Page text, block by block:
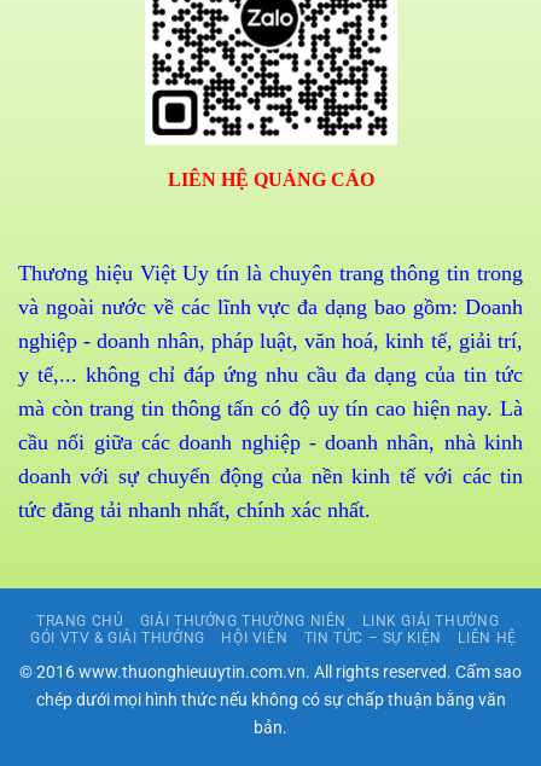
LIÊN HỆ QUẢNG CÁO
Thương hiệu Việt Uy tín là chuyên trang thông tin trong
và ngoài nước về các lĩnh vực đa dạng bao gồm: Doanh
nghiệp - doanh nhân, pháp luật, văn hoá, kinh tế, giải trí,
y tế,... không chỉ đáp ứng nhu cầu đa dạng của tin tức
mà còn trang tin thông tấn có độ uy tín cao hiện nay. Là
cầu nối giữa các doanh nghiệp - doanh nhân, nhà kinh
doanh với sự chuyển động của nền kinh tế với các tin
tức đăng tải nhanh nhất, chính xác nhất.
TRANG CHỦ GIẢI THƯỞNG THƯỜNG NIÊN
LINK GIẢI THƯỞNG
GÓI VTV & GIẢI THƯỞNG
HỘI VIÊN TIN TỨC – SỰ KIỆN LIÊN HỆ
© 2016 www.thuonghieuuytin.com.vn. All rights reserved. Cấm sao
chép dưới mọi hình thức nếu không có sự chấp thuận bằng văn
bản.